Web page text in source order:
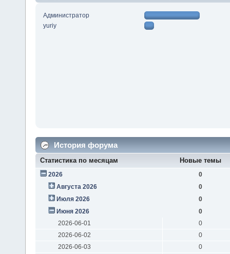
Администратор
yuriy
История форума
Статистика по месяцам Новые темы
2026
0
Августа 2026
0
Июля 2026
0
Июня 2026
0
2026-06-01
0
2026-06-02
0
2026-06-03
0